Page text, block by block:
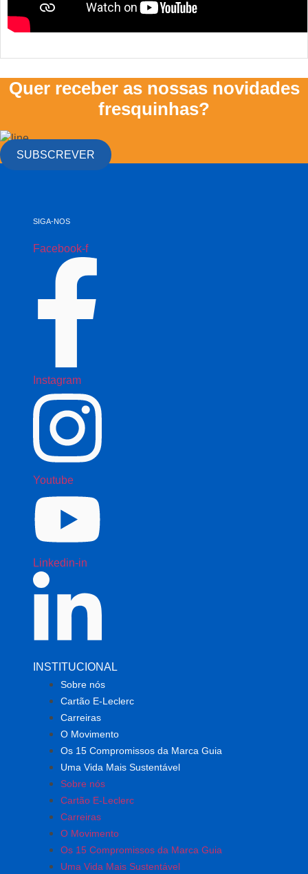
Quer receber as nossas novidades
fresquinhas?
SUBSCREVER
SIGA-NOS
Facebook-f
Instagram
Youtube
Linkedin-in
INSTITUCIONAL
Sobre nós
Cartão E-Leclerc
Carreiras
O Movimento
Os 15 Compromissos da Marca Guia
Uma Vida Mais Sustentável
Sobre nós
Cartão E-Leclerc
Carreiras
O Movimento
Os 15 Compromissos da Marca Guia
Uma Vida Mais Sustentável